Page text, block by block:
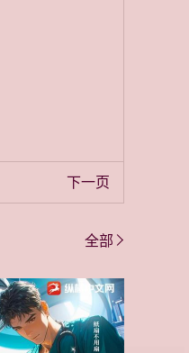
下一页
全部